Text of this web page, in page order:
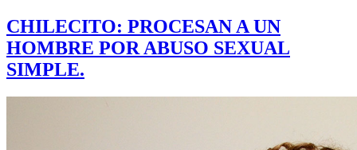
CHILECITO: PROCESAN A UN
HOMBRE POR ABUSO SEXUAL
SIMPLE.